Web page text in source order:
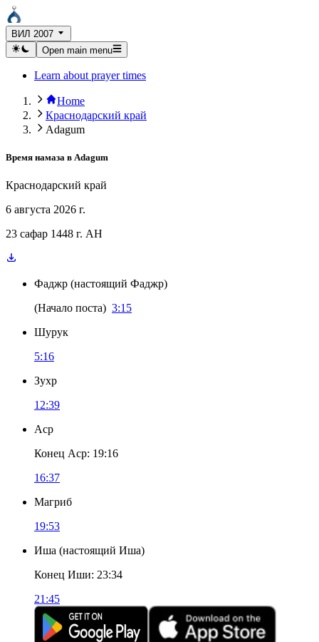
ВИЛ 2007
Open main menu
Learn about prayer times
Home
Краснодарский край
Adagum
Время намаза в Adagum
Краснодарский край
6 августа 2026 г.
23 сафар 1448 г. AH
Фаджр (настоящий Фаджр)
(Начало поста) 3:15
Шурук
5:16
Зухр
12:39
Аср
Конец Аср: 19:16
16:37
Магриб
19:53
Иша (настоящий Иша)
Конец Иши: 23:34
21:45